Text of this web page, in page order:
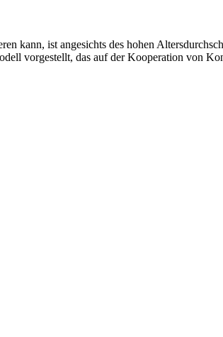
kann, ist angesichts des hohen
vorgestellt, das auf der Kooperation von